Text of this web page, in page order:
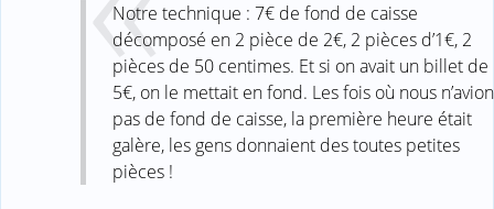
Notre technique : 7€ de fond de caisse
décomposé en 2 pièce de 2€, 2 pièces d’1€, 2
pièces de 50 centimes. Et si on avait un billet de
5€, on le mettait en fond. Les fois où nous
pas de fond de caisse, la première heure était
galère, les gens donnaient des toutes petites
pièces !